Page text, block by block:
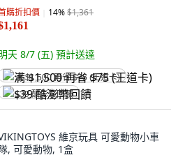
購折扣價 14%$1,361
天 8/7 (五) 預計送達
满 $1,500 再省 $75 (王道卡)
$39 酷澎幣回饋
維京玩具 可愛動物小車
, 可愛動物, 1盒